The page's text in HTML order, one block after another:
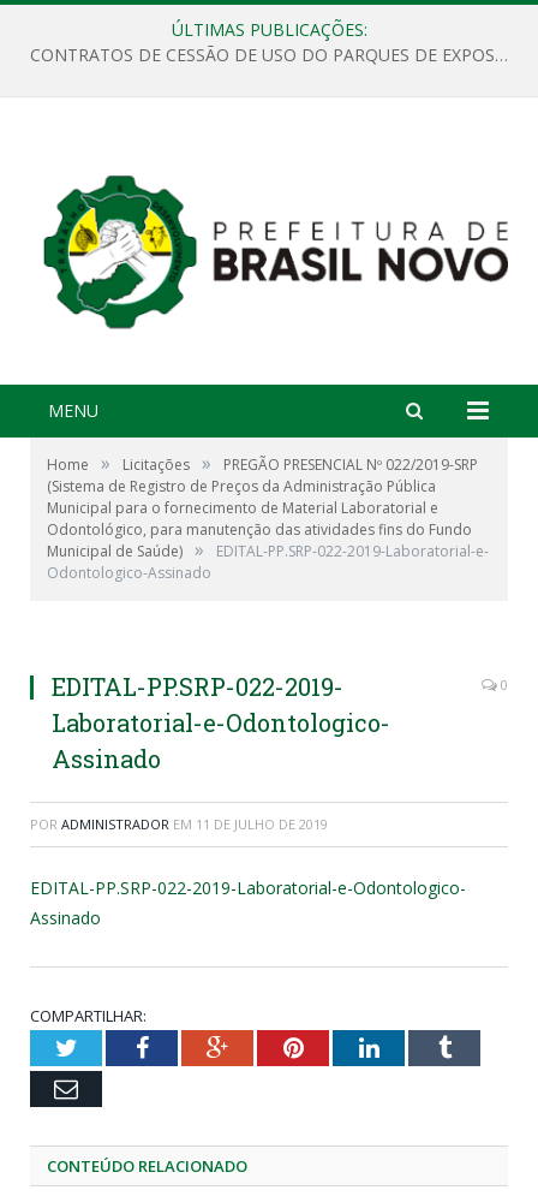
ÚLTIMAS PUBLICAÇÕES:
CONTRATOS DE CESSÃO DE USO DO PARQUES DE EXPOSIÇÕES “ORESTES BELIQUE”
MENU
Home » Licitações »
PREGÃO PRESENCIAL Nº 022/2019-SRP
(Sistema de Registro de Preços da Administração Pública
Municipal para o fornecimento de Material Laboratorial e
Odontológico, para manutenção das atividades fins do Fundo
Municipal de Saúde) »
EDITAL-PP.SRP-022-2019-Laboratorial-e-
Odontologico-Assinado
EDITAL-PP.SRP-022-2019-
Laboratorial-e-Odontologico-
Assinado
0
POR ADMINISTRADOR EM 11 DE JULHO DE 2019
EDITAL-PP.SRP-022-2019-Laboratorial-e-Odontologico-
Assinado
COMPARTILHAR:
TwitterFacebookGoogle+PinterestLinkedInTumblr
Email
CONTEÚDO RELACIONADO